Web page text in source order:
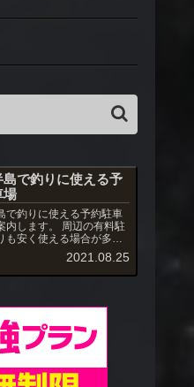
島で釣りに使える予
場
で釣りに使える予約駐車
内します。 周辺の有料駐
も安く使える場合が多
駐車場への出入りも自由
2021.08.25